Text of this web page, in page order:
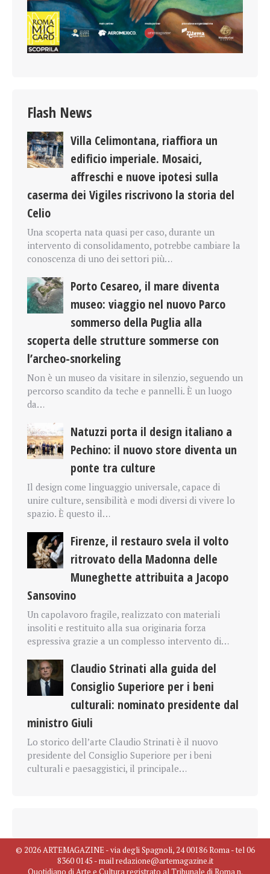
Flash News
Villa Celimontana, riaffiora un
edificio imperiale. Mosaici,
affreschi e nuove ipotesi sulla
caserma dei Vigiles riscrivono la storia del
Celio
Una scoperta nata quasi per caso, durante un
intervento di consolidamento, potrebbe cambiare la
conoscenza di uno dei settori più…
Porto Cesareo, il mare diventa
museo: viaggio nel nuovo Parco
sommerso della Puglia alla
scoperta delle strutture sommerse con
l’archeo-snorkeling
Non è un museo da visitare in silenzio, seguendo un
percorso scandito da teche e pannelli. È un luogo
da…
Natuzzi porta il design italiano a
Pechino: il nuovo store diventa un
ponte tra culture
Il design come linguaggio universale, capace di
unire culture, sensibilità e modi diversi di vivere lo
spazio. È questo il…
Firenze, il restauro svela il volto
ritrovato della Madonna delle
Muneghette attribuita a Jacopo
Sansovino
Un capolavoro fragile, realizzato con materiali
insoliti e restituito alla sua originaria forza
espressiva grazie a un complesso intervento di…
Claudio Strinati alla guida del
Consiglio Superiore per i beni
culturali: nominato presidente dal
ministro Giuli
Lo storico dell’arte Claudio Strinati è il nuovo
presidente del Consiglio Superiore per i beni
culturali e paesaggistici, il principale…
© 2026 ARTEMAGAZINE - via degli Spagnoli, 24 00186 Roma - tel 06
8360 0145 - mail redazione@artemagazine.it
Quotidiano di Arte e Cultura registrato al Tribunale di Roma n.